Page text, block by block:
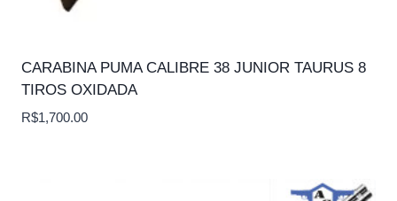
CARABINA PUMA CALIBRE 38 JUNIOR TAURUS 8
TIROS OXIDADA
R$1,700.00